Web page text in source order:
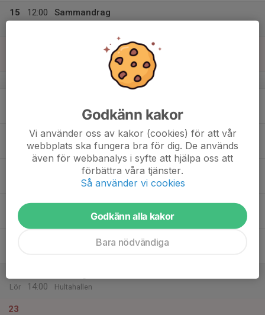
15
12:00
Sammandrag
v.42
Hultahallen
Tor
Lör
14:00
Hultahallen
23
Godkänn kakor
Vi använder oss av kakor (cookies) för att vår
webbplats ska fungera bra för dig. De används
även för webbanalys i syfte att hjälpa oss att
förbättra våra tjänster.
Så använder vi cookies
Godkänn alla kakor
Bara nödvändiga